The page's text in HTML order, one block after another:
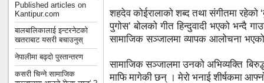
Published articles on
Kantipur.com
बालबालिकालाई इन्टरनेटको
खतराबाट यसरी बचाउनुस्
नेपालीमा बढ्दो पुस्तान्तरण
कसरी चिन्ने सामाजिक
शहदेव कोईरालाको शब्द तथा संगीतमा रहेको
पुगोस’ बोलको गीत हिन्दुवादी भएको भन्दै
सामाजिक सञ्जालमा व्यापक आलोचना
सामाजिक सञ्जालमा उनको अभिव्यक्ति
माफि मागेकी छन् । मेरो भनाई शीर्षकमा